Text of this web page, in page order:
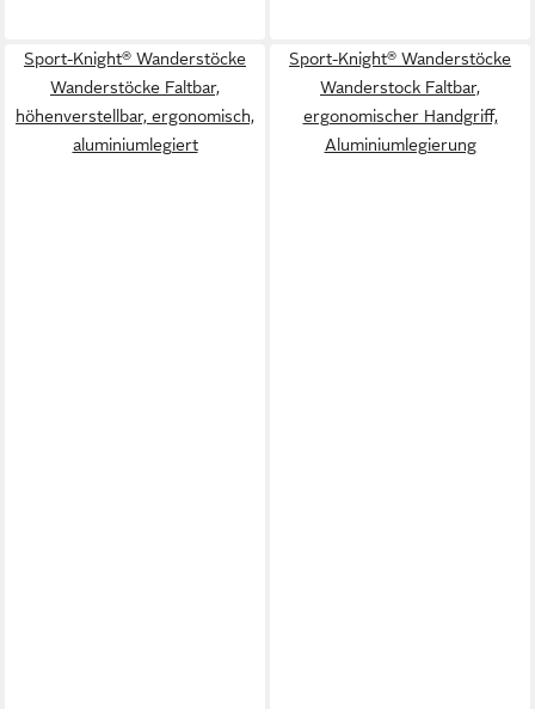
Sport-Knight® Wanderstöcke
Wanderstöcke Faltbar,
höhenverstellbar, ergonomisch,
aluminiumlegiert
Sport-Knight® Wanderstöcke
Wanderstock Faltbar,
ergonomischer Handgriff,
Aluminiumlegierung